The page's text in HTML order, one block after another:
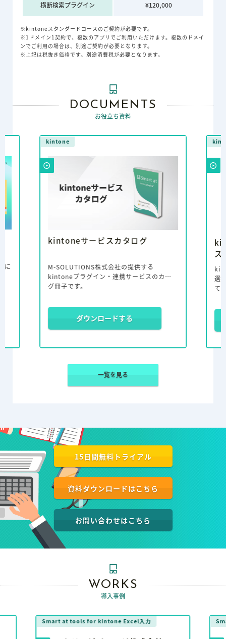
横断検索プラグイン ¥120,000
※kintoneスタンダードコースのご契約が必要です。
※1ドメイン1契約で、複数のアプリでご利用いただけます。複数のドメイ
ンでご利用の場合は、別途ご契約が必要となります。
※上記は税抜き価格です。別途消費税が必要となります。
DOCUMENTS
お役立ち資料
に
kintone
kintoneサービスカタログ
M-SOLUTIONS株式会社の提供する
kintoneプラグイン・連携サービスのカタロ
グ冊子です。
ダウンロードする
ス
選
て
M-
一覧を見る
15日間無料トライアル
資料ダウンロードはこちら
お問い合わせはこちら
WORKS
導入事例
Smart at tools for kintone Excel入力